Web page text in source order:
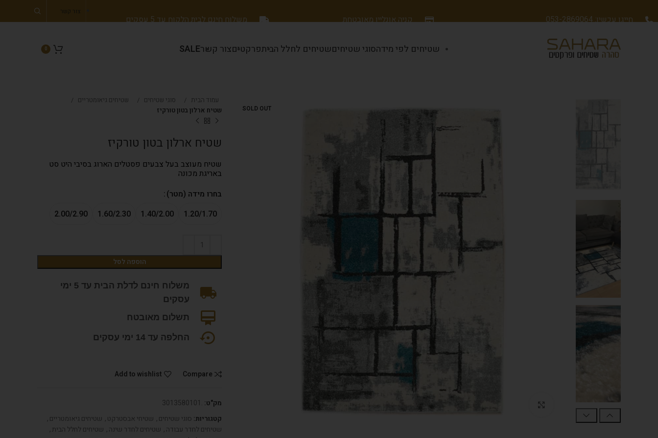
משלוח חינם לבית הלקוח עד 5 עסקים קניה אונליין מאובטחת חייגו עכשיו: 053-2869064
צור קשר
שטיחים לפי מידהסוגי שטיחיםשטיחים לחלל הביתפרקטיםצור קשרSALE
0
SOLD OUT
עמוד הבית סוגי שטיחים
שטיחים גיאומטריים
שטיח ארלון בטון טורקיז
שטיח ארלון בטון טורקיז
שטיח מעוצב בעל צבעים פסטלים הארוג בסיבי היט סט
באריגת מכונה
בחרו מידה (מטר)
1.20/1.70
1.40/2.00
1.60/2.30
2.00/2.90
הוספה לסל
משלוח חינם לדלת הבית עד 5 ימי
עסקים
תשלום מאובטח
החלפה עד 14 ימי עסקים
Compare
Add to wishlist
מק"ט: .3013580101
קטגוריות: סוגי שטיחים, שטיחי אבסטרקט, שטיחים גיאומטריים,
שטיחים לחדר עבודה, שטיחים לחדר שינה, שטיחים לחלל הבית,